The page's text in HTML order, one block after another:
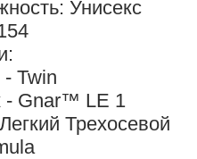
Унисекс
- Twin
- Gnar™ LE 1
Трехосевой